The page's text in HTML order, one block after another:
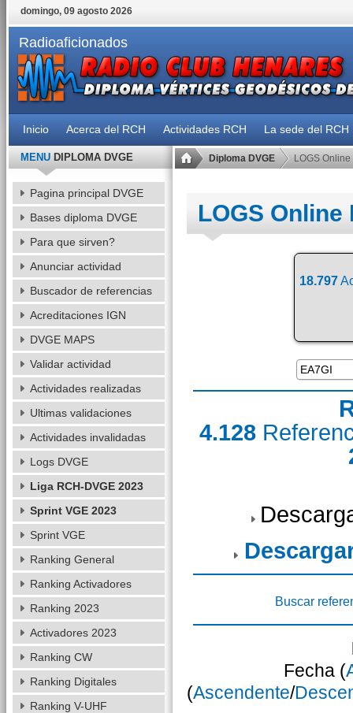
domingo, 09 agosto 2026
Radioaficionados
Inicio Acerca del RCH Actividades RCH La sede del RCH
Diploma DVGE LOGS Online
LOGS Online
18.797
4.128
Buscar
Fecha (
(Ascendente/
MENUDIPLOMA DVGE
Pagina principal DVGE
Bases diploma DVGE
Para que sirven?
Anunciar actividad
Buscador de referencias
Acreditaciones IGN
DVGE MAPS
Validar actividad
Actividades realizadas
Ultimas validaciones
Actividades invalidadas
Logs DVGE
Liga RCH-DVGE 2023
Sprint VGE 2023
Sprint VGE
Ranking General
Ranking Activadores
Ranking 2023
Activadores 2023
Ranking CW
Ranking Digitales
Ranking V-UHF